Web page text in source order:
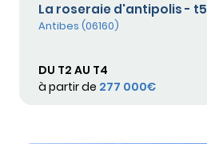
La roseraie d'antipolis - t5
Antibes (06160)
DU T2 AU T4
à partir de 277 000€